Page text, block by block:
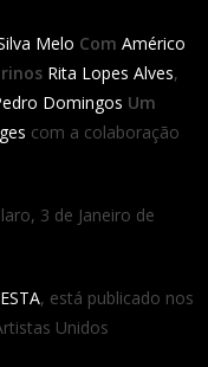
Melo Com Américo
Rita Lopes Alves,
Domingos Um
com a colaboração
3 de Janeiro de
, está publicado nos
Unidos